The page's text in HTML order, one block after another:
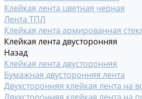
Клейкая лента цветная черная
Лента ТПЛ
Клейкая лента армированная
Клейкая лента двусторонняя
Назад
Клейкая лента двусторонняя
Бумажная двусторонняя лента
Двухсторонняя клейкая лента на